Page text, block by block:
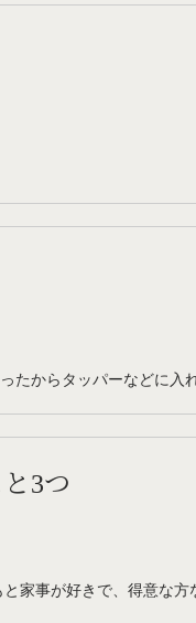
たからタッパーなどに入
3つ
家事が好きで、得意な方